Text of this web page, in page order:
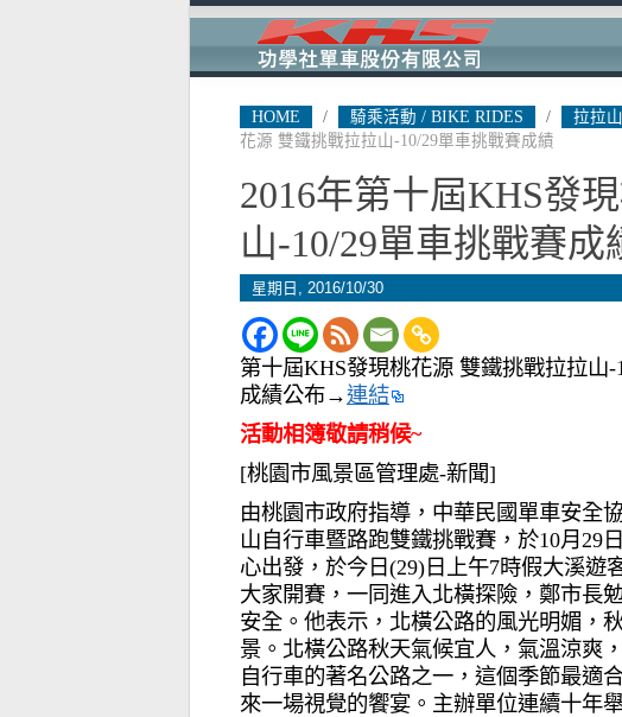
HOME / 騎乘活動 / BIKE RIDES / 拉拉
花源 雙鐵挑戰拉拉山-10/29單車挑戰賽成績
2016年第十屆KHS發
山-10/29單車挑戰賽成
星期日, 2016/10/30
第十屆KHS發現桃花源 雙鐵挑戰拉拉山
成績公布→連結
活動相簿敬請稍候~
[桃園市風景區管理處-新聞]
由桃園市政府指導，中華民國單車安全
山自行車暨路跑雙鐵挑戰賽，於10月29
心出發，於今日(29)日上午7時假大溪遊
大家開賽，一同進入北橫探險，鄭市長
安全。他表示，北橫公路的風光明媚，
景。北橫公路秋天氣候宜人，氣溫涼爽
自行車的著名公路之一，這個季節最適
來一場視覺的饗宴。主辦單位連續十年